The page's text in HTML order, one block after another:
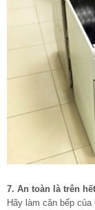
7. An toàn là trên hết
Hãy làm căn bếp